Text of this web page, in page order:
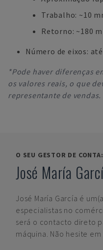
Trabalho: ~10
Retorno: ~180
Número de eixos: até
*Pode haver diferenças
os valores reais, o que
representante de vendas.
O SEU GESTOR DE CONTA:
José María
José María García é
especialistas no
será o contacto direto
máquina. Não hesite